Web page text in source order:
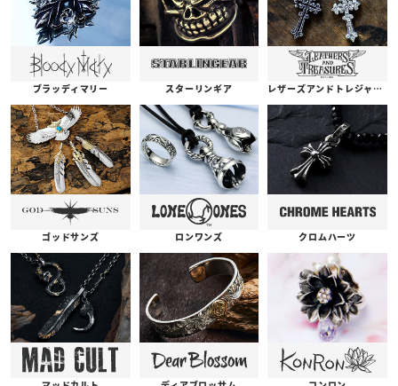
ブラッディマリー スターリンギア レザーズアンドトレジャーズ
ゴッドサンズ ロンワンズ クロムハーツ